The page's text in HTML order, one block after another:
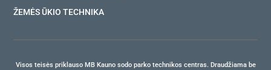
ŽEMĖS ŪKIO TECHNIKA
Visos teisės priklauso MB Kauno sodo parko technikos centras. Draudžiama be